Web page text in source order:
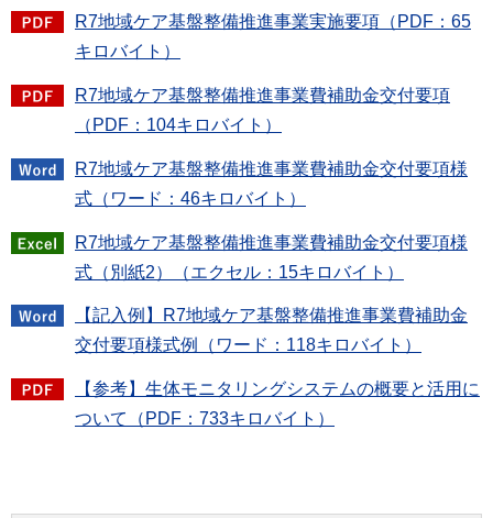
R7地域ケア基盤整備推進事業実施要項（PDF：65
キロバイト）
R7地域ケア基盤整備推進事業費補助金交付要項
（PDF：104キロバイト）
R7地域ケア基盤整備推進事業費補助金交付要項様
式（ワード：46キロバイト）
R7地域ケア基盤整備推進事業費補助金交付要項様
式（別紙2）（エクセル：15キロバイト）
【記入例】R7地域ケア基盤整備推進事業費補助金
交付要項様式例（ワード：118キロバイト）
【参考】生体モニタリングシステムの概要と活用に
ついて（PDF：733キロバイト）